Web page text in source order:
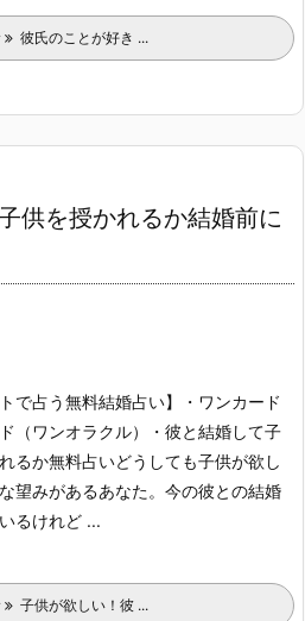
彼氏のことが好き ...
供を授かれるか結婚前に
で占う無料結婚占い】
・ワンカード
（ワンオラクル）
・彼と結婚して子
るか無料占いどうしても子供が欲し
望みがあるあなた。 今の彼との結婚
るけれど ...
子供が欲しい！彼 ...